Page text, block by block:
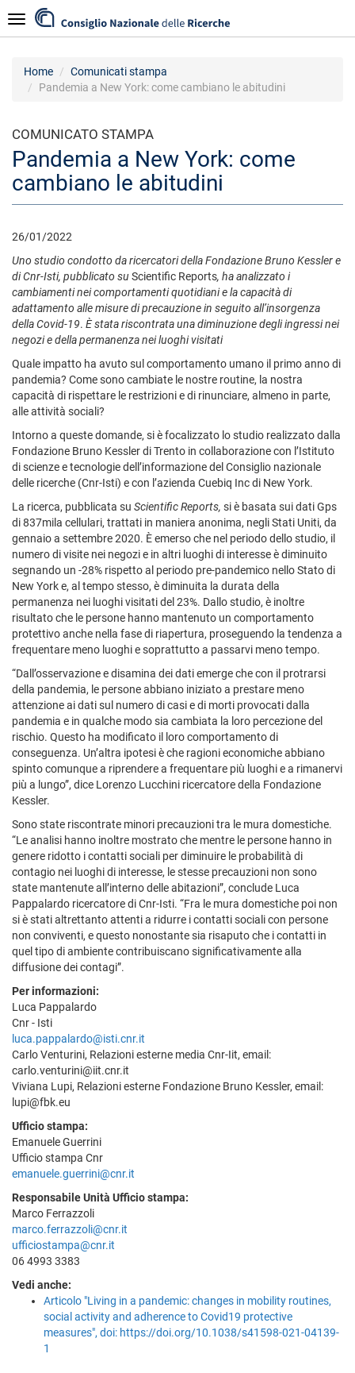
al
contenuto
Navigazione
Home
Comunicati stampa
Pandemia a New York: come cambiano le abitudini
COMUNICATO STAMPA
Pandemia a New York: come
cambiano le abitudini
26/01/2022
Uno studio condotto da ricercatori della Fondazione Bruno Kessler e
di Cnr-Isti, pubblicato suScientific Reports, ha analizzato i
cambiamenti nei comportamenti quotidiani e la capacità di
adattamento alle misure di precauzione in seguito all’insorgenza
della Covid-19. È stata riscontrata una diminuzione degli ingressi nei
negozi e della permanenza nei luoghi visitati
Quale impatto ha avuto sul comportamento umano il primo anno di
pandemia? Come sono cambiate le nostre routine, la nostra
capacità di rispettare le restrizioni e di rinunciare, almeno in parte,
alle attività sociali?
Intorno a queste domande, si è focalizzato lo studio realizzato dalla
Fondazione Bruno Kessler di Trento in collaborazione con l’Istituto
di scienze e tecnologie dell’informazione del Consiglio nazionale
delle ricerche (Cnr-Isti) e con l’azienda Cuebiq Inc di New York.
La ricerca, pubblicata su Scientific Reports, si è basata sui dati Gps
di 837mila cellulari, trattati in maniera anonima, negli Stati Uniti, da
gennaio a settembre 2020. È emerso che nel periodo dello studio, il
numero di visite nei negozi e in altri luoghi di interesse è diminuito
segnando un -28% rispetto al periodo pre-pandemico nello Stato di
New York e, al tempo stesso, è diminuita la durata della
permanenza nei luoghi visitati del 23%. Dallo studio, è inoltre
risultato che le persone hanno mantenuto un comportamento
protettivo anche nella fase di riapertura, proseguendo la tendenza a
frequentare meno luoghi e soprattutto a passarvi meno tempo.
“Dall’osservazione e disamina dei dati emerge che con il protrarsi
della pandemia, le persone abbiano iniziato a prestare meno
attenzione ai dati sul numero di casi e di morti provocati dalla
pandemia e in qualche modo sia cambiata la loro percezione del
rischio. Questo ha modificato il loro comportamento di
conseguenza. Un’altra ipotesi è che ragioni economiche abbiano
spinto comunque a riprendere a frequentare più luoghi e a rimanervi
più a lungo”, dice Lorenzo Lucchini ricercatore della Fondazione
Kessler.
Sono state riscontrate minori precauzioni tra le mura domestiche.
“Le analisi hanno inoltre mostrato che mentre le persone hanno in
genere ridotto i contatti sociali per diminuire le probabilità di
contagio nei luoghi di interesse, le stesse precauzioni non sono
state mantenute all’interno delle abitazioni”, conclude Luca
Pappalardo ricercatore di Cnr-Isti. “Fra le mura domestiche poi non
si è stati altrettanto attenti a ridurre i contatti sociali con persone
non conviventi, e questo nonostante sia risaputo che i contatti in
quel tipo di ambiente contribuiscano significativamente alla
diffusione dei contagi”.
Per informazioni:
Luca Pappalardo
Cnr - Isti
luca.pappalardo@isti.cnr.it
Carlo Venturini, Relazioni esterne media Cnr-Iit, email:
carlo.venturini@iit.cnr.it
Viviana Lupi, Relazioni esterne Fondazione Bruno Kessler, email:
lupi@fbk.eu
Ufficio stampa:
Emanuele Guerrini
Ufficio stampa Cnr
emanuele.guerrini@cnr.it
Responsabile Unità Ufficio stampa:
Marco Ferrazzoli
marco.ferrazzoli@cnr.it
ufficiostampa@cnr.it
06 4993 3383
Vedi anche:
Articolo "Living in a pandemic: changes in mobility routines,
social activity and adherence to Covid19 protective
measures", doi: https://doi.org/10.1038/s41598-021-04139-
1